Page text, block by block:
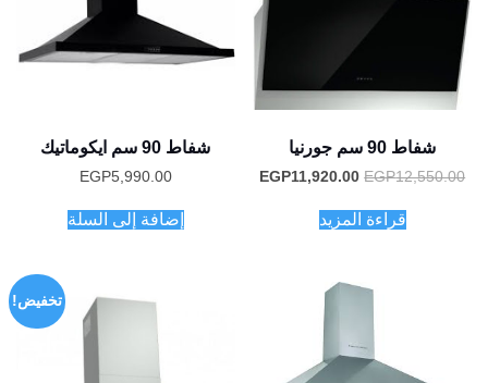
شفاط 90 سم جورنيا
EGP12,550.00
السعر
هو:
EGP12,550.00.
EGP11,920.00
السعر
EGP11,920.00.
قراءة المزيد
شفاط 90 سم ايكوماتيك
EGP5,990.00
إضافة إلى السلة
تخفيض!